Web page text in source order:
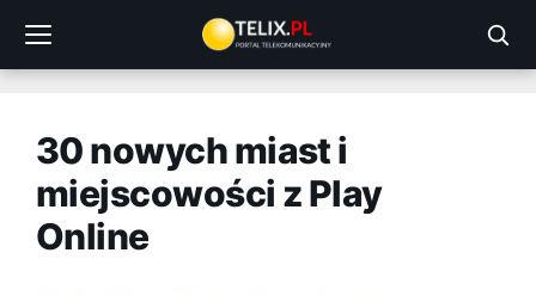
treści
30 nowych miast i
miejscowości z Play
Online